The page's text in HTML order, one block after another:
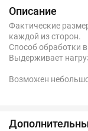
Описание
Фактические
каждой из сторон.
Способ обработки
Выдерживает
Возможен